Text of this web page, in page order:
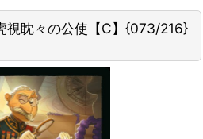
視眈々の公使【C】{073/216}